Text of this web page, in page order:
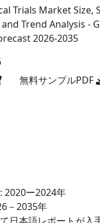
Trials Market Size,
Trend Analysis -
2026-2035
無料サンプルPDF
2020ー2024年
－2035年